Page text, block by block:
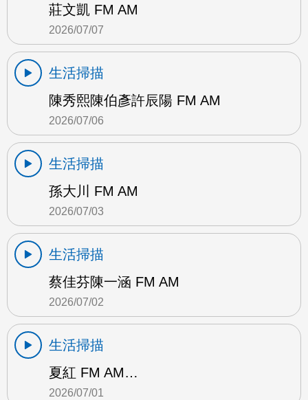
莊文凱 FM AM
2026/07/07
生活掃描
陳秀熙陳伯彥許辰陽 FM AM
2026/07/06
生活掃描
孫大川 FM AM
2026/07/03
生活掃描
蔡佳芬陳一涵 FM AM
2026/07/02
生活掃描
夏紅 FM AM…
2026/07/01